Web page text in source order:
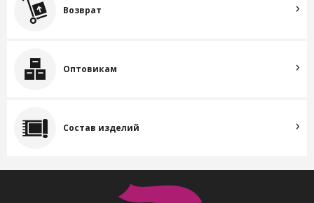
Возврат
Оптовикам
Состав изделий